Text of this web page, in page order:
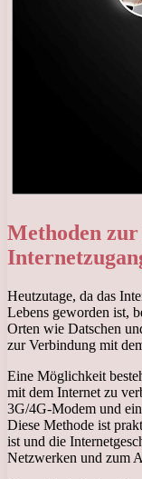
Methoden
Heutzutage, da das
Lebens geworden ist,
Orten wie Datschen
zur Verbindung mit
Eine Möglichkeit
mit dem Internet zu
3G/4G-Modem und
Diese Methode ist
ist und die
Netzwerken und zum